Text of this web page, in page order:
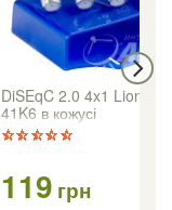
DiSEqC 2.0 4x1 Lionsat
41K6 в кожусі
119 грн